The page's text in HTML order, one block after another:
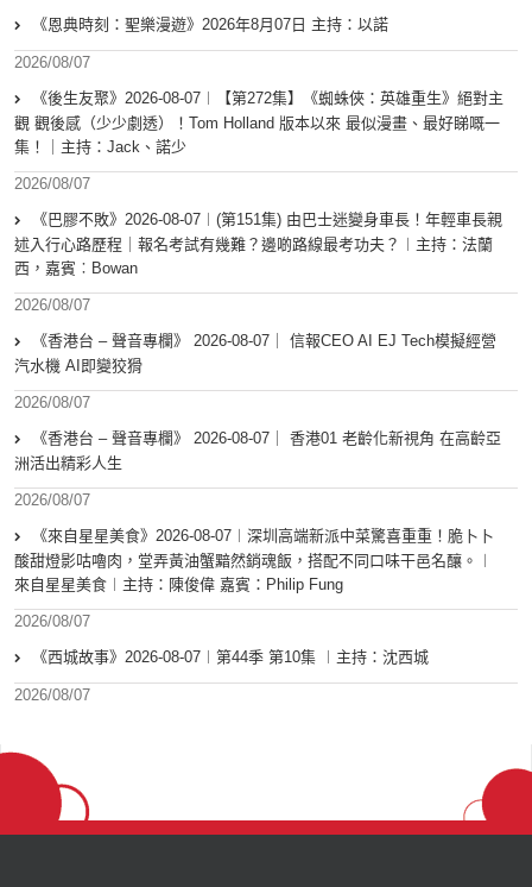
《恩典時刻：聖樂漫遊》2026年8月07日 主持：以諾
2026/08/07
《後生友聚》2026-08-07︱【第272集】《蜘蛛俠：英雄重生》絕對主
觀 觀後感（少少劇透）！Tom Holland 版本以來 最似漫畫、最好睇嘅一
集！｜主持：Jack、諾少
2026/08/07
《巴膠不敗》2026-08-07︱(第151集) 由巴士迷變身車長！年輕車長親
述入行心路歷程｜報名考試有幾難？邊啲路線最考功夫？︱主持：法蘭
西，嘉賓︰Bowan
2026/08/07
《香港台 – 聲音專欄》 2026-08-07｜ 信報CEO AI EJ Tech模擬經營
汽水機 AI即變狡猾
2026/08/07
《香港台 – 聲音專欄》 2026-08-07｜ 香港01 老齡化新視角 在高齡亞
洲活出精彩人生
2026/08/07
《來自星星美食》2026-08-07︱深圳高端新派中菜驚喜重重！脆卜卜
酸甜燈影咕嚕肉，堂弄黃油蟹黯然銷魂飯，搭配不同口味干邑名釀。︱
來自星星美食︱主持：陳俊偉 嘉賓：Philip Fung
2026/08/07
《西城故事》2026-08-07︱第44季 第10集 ︱主持：沈西城
2026/08/07